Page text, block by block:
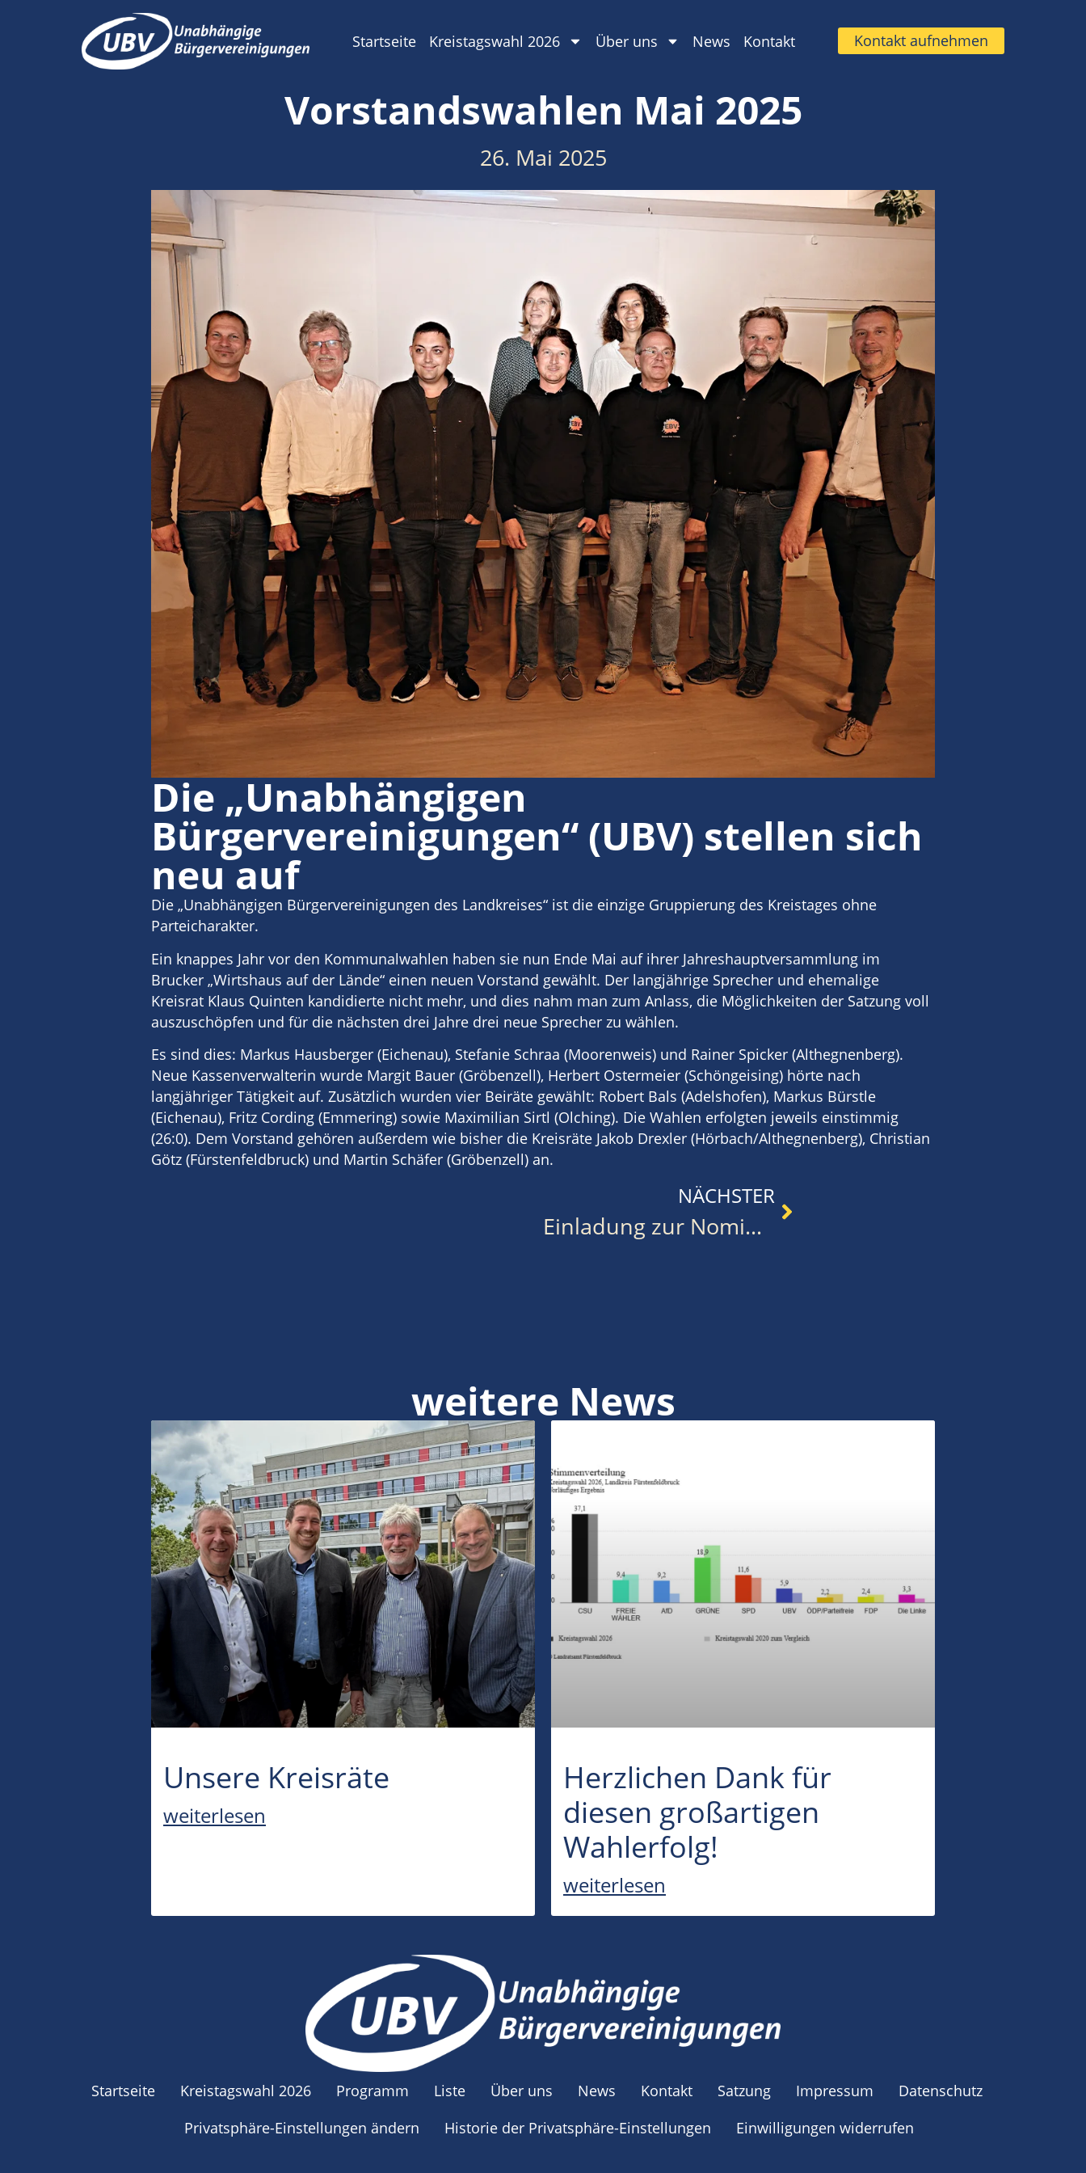
Startseite Kreistagswahl 2026 Über uns News Kontakt Kontakt aufnehmen
Vorstandswahlen Mai 2025
26. Mai 2025
Die „Unabhängigen
Bürgervereinigungen“ (UBV) stellen sich
neu auf
Die „Unabhängigen Bürgervereinigungen des Landkreises“ ist die einzige Gruppierung des Kreistages ohne
Parteicharakter.
Ein knappes Jahr vor den Kommunalwahlen haben sie nun Ende Mai auf ihrer Jahreshauptversammlung im
Brucker „Wirtshaus auf der Lände“ einen neuen Vorstand gewählt. Der langjährige Sprecher und ehemalige
Kreisrat Klaus Quinten kandidierte nicht mehr, und dies nahm man zum Anlass, die Möglichkeiten der Satzung voll
auszuschöpfen und für die nächsten drei Jahre drei neue Sprecher zu wählen.
Es sind dies: Markus Hausberger (Eichenau), Stefanie Schraa (Moorenweis) und Rainer Spicker (Althegnenberg).
Neue Kassenverwalterin wurde Margit Bauer (Gröbenzell), Herbert Ostermeier (Schöngeising) hörte nach
langjähriger Tätigkeit auf. Zusätzlich wurden vier Beiräte gewählt: Robert Bals (Adelshofen), Markus Bürstle
(Eichenau), Fritz Cording (Emmering) sowie Maximilian Sirtl (Olching). Die Wahlen erfolgten jeweils einstimmig
(26:0). Dem Vorstand gehören außerdem wie bisher die Kreisräte Jakob Drexler (Hörbach/Althegnenberg), Christian
Götz (Fürstenfeldbruck) und Martin Schäfer (Gröbenzell) an.
NÄCHSTER
Einladung zur Nominierungsveranstaltung 2025
weitere News
Unsere Kreisräte
weiterlesen
Herzlichen Dank für
diesen großartigen
Wahlerfolg!
weiterlesen
Startseite Kreistagswahl 2026 Programm Liste Über uns News Kontakt Satzung Impressum
Datenschutz
Privatsphäre-Einstellungen ändern
Historie der Privatsphäre-Einstellungen Einwilligungen widerrufen